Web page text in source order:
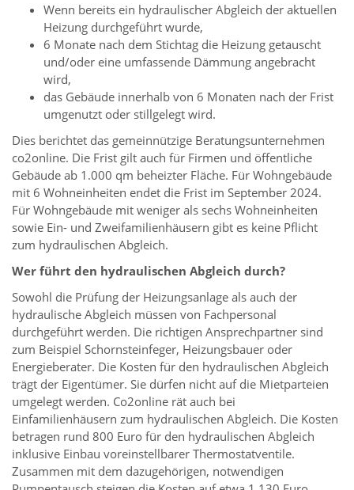
Wenn bereits ein hydraulischer Abgleich der aktuellen
Heizung durchgeführt wurde,
6 Monate nach dem Stichtag die Heizung getauscht
und/oder eine umfassende Dämmung angebracht
wird,
das Gebäude innerhalb von 6 Monaten nach der Frist
umgenutzt oder stillgelegt wird.
Dies berichtet das gemeinnützige Beratungsunternehmen
co2online. Die Frist gilt auch für Firmen und öffentliche
Gebäude ab 1.000 qm beheizter Fläche. Für Wohngebäude
mit 6 Wohneinheiten endet die Frist im September 2024.
Für Wohngebäude mit weniger als sechs Wohneinheiten
sowie Ein- und Zweifamilienhäusern gibt es keine Pflicht
zum hydraulischen Abgleich.
Wer führt den hydraulischen Abgleich durch?
Sowohl die Prüfung der Heizungsanlage als auch der
hydraulische Abgleich müssen von Fachpersonal
durchgeführt werden. Die richtigen Ansprechpartner sind
zum Beispiel Schornsteinfeger, Heizungsbauer oder
Energieberater. Die Kosten für den hydraulischen Abgleich
trägt der Eigentümer. Sie dürfen nicht auf die Mietparteien
umgelegt werden. Co2online rät auch bei
Einfamilienhäusern zum hydraulischen Abgleich. Die Kosten
betragen rund 800 Euro für den hydraulischen Abgleich
inklusive Einbau voreinstellbarer Thermostatventile.
Zusammen mit dem dazugehörigen, notwendigen